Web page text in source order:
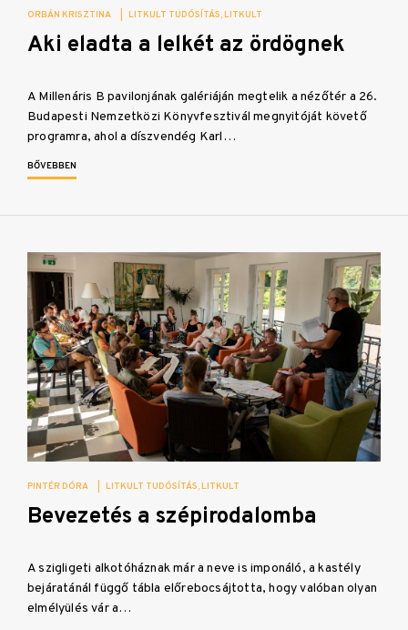
ORBÁN KRISZTINA LITKULT TUDÓSÍTÁS LITKULT
Aki eladta a lelkét az ördögnek
A Millenáris B pavilonjának galériáján megtelik a nézőtér a 26.
Budapesti Nemzetközi Könyvfesztivál megnyitóját követő
programra, ahol a díszvendég Karl…
BŐVEBBEN
PINTÉR DÓRA LITKULT TUDÓSÍTÁS LITKULT
Bevezetés a szépirodalomba
A szigligeti alkotóháznak már a neve is imponáló, a kastély
bejáratánál függő tábla előrebocsájtotta, hogy valóban olyan
elmélyülés vár a…